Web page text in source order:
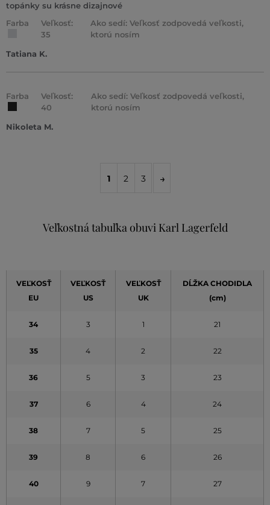
topánky su krásne dizajnové
Farba
Veľkosť:
35
Ako sedí: Veľkosť zodpovedá veľkosti,
ktorú nosím
Tatiana K.
Farba
Veľkosť:
40
Ako sedí: Veľkosť zodpovedá veľkosti,
ktorú nosím
Nikoleta M.
1 2 3
Veľkostná tabuľka obuvi Karl Lagerfeld
VEĽKOSŤ
EU
VEĽKOSŤ
US
VEĽKOSŤ
UK
DĹŽKA CHODIDLA
(cm)
34 3 1 21
35 4 2 22
36 5 3 23
37 6 4 24
38 7 5 25
39 8 6 26
40 9 7 27